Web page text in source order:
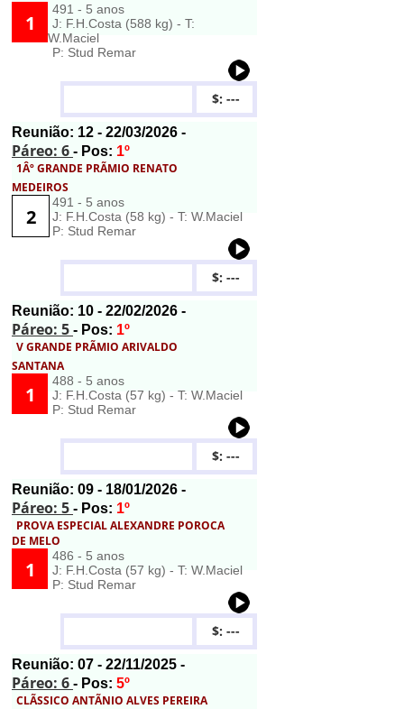
1
491 - 5 anos
J: F.H.Costa (588 kg) - T:
W.Maciel
P: Stud Remar
$: ---
Reunião: 12 - 22/03/2026 -
Páreo: 6 - Pos: 1º
1Âº GRANDE PRÃMIO RENATO
MEDEIROS
2
491 - 5 anos
J: F.H.Costa (58 kg) - T: W.Maciel
P: Stud Remar
$: ---
Reunião: 10 - 22/02/2026 -
Páreo: 5 - Pos: 1º
V GRANDE PRÃMIO ARIVALDO
SANTANA
1
488 - 5 anos
J: F.H.Costa (57 kg) - T: W.Maciel
P: Stud Remar
$: ---
Reunião: 09 - 18/01/2026 -
Páreo: 5 - Pos: 1º
PROVA ESPECIAL ALEXANDRE POROCA
DE MELO
1
486 - 5 anos
J: F.H.Costa (57 kg) - T: W.Maciel
P: Stud Remar
$: ---
Reunião: 07 - 22/11/2025 -
Páreo: 6 - Pos: 5º
CLÃSSICO ANTÃNIO ALVES PEREIRA